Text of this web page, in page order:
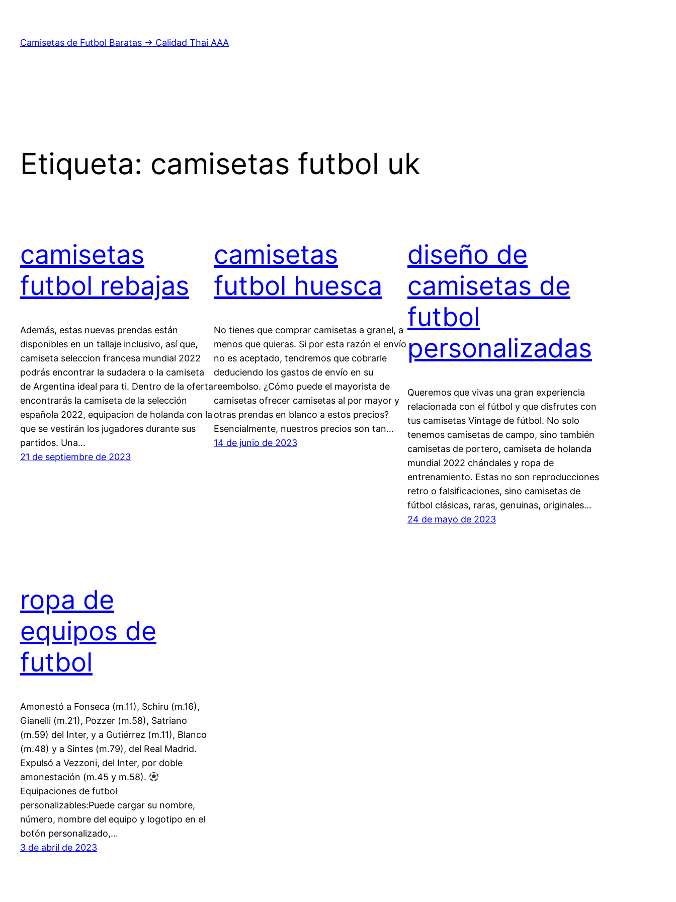
contenido
Camisetas de Futbol Baratas → Calidad Thai AAA
Etiqueta: camisetas futbol uk
camisetas
futbol rebajas
Además, estas nuevas prendas están
disponibles en un tallaje inclusivo, así que,
camiseta seleccion francesa mundial 2022
podrás encontrar la sudadera o la camiseta
de Argentina ideal para ti. Dentro de la oferta
encontrarás la camiseta de la selección
española 2022, equipacion de holanda con la
que se vestirán los jugadores durante sus
partidos. Una…
21 de septiembre de 2023
camisetas
futbol huesca
No tienes que comprar camisetas a granel, a
menos que quieras. Si por esta razón el envío
no es aceptado, tendremos que cobrarle
deduciendo los gastos de envío en su
reembolso. ¿Cómo puede el mayorista de
camisetas ofrecer camisetas al por mayor y
otras prendas en blanco a estos precios?
Esencialmente, nuestros precios son tan…
14 de junio de 2023
diseño de
camisetas de
futbol
personalizadas
Queremos que vivas una gran experiencia
relacionada con el fútbol y que disfrutes con
tus camisetas Vintage de fútbol. No solo
tenemos camisetas de campo, sino también
camisetas de portero, camiseta de holanda
mundial 2022 chándales y ropa de
entrenamiento. Estas no son reproducciones
retro o falsificaciones, sino camisetas de
fútbol clásicas, raras, genuinas, originales…
24 de mayo de 2023
ropa de
equipos de
futbol
Amonestó a Fonseca (m.11), Schiru (m.16),
Gianelli (m.21), Pozzer (m.58), Satriano
(m.59) del Inter, y a Gutiérrez (m.11), Blanco
(m.48) y a Sintes (m.79), del Real Madrid.
Expulsó a Vezzoni, del Inter, por doble
amonestación (m.45 y m.58).
Equipaciones de futbol
personalizables:Puede cargar su nombre,
número, nombre del equipo y logotipo en el
botón personalizado,…
3 de abril de 2023